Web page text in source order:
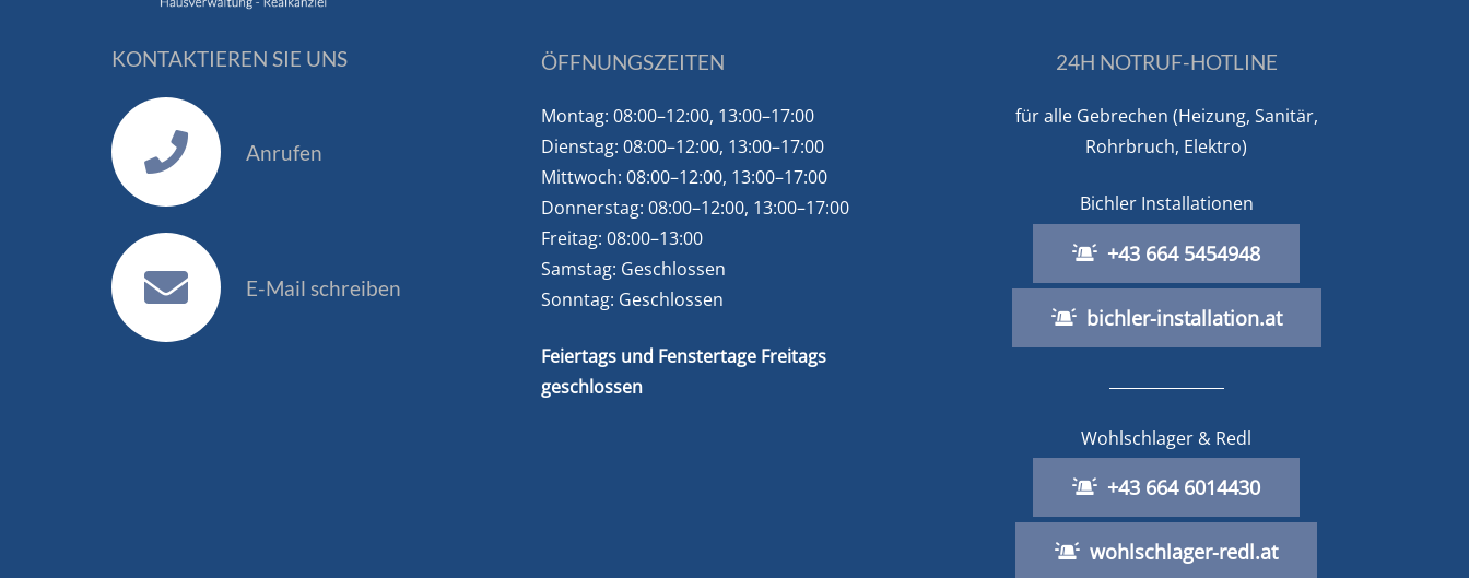
KONTAKTIEREN SIE UNS
Anrufen
E-Mail schreiben
ÖFFNUNGSZEITEN
Montag: 08:00–12:00, 13:00–17:00
Dienstag: 08:00–12:00, 13:00–17:00
Mittwoch: 08:00–12:00, 13:00–17:00
Donnerstag: 08:00–12:00, 13:00–17:00
Freitag: 08:00–13:00
Samstag: Geschlossen
Sonntag: Geschlossen
Feiertags und Fenstertage Freitags
geschlossen
24H NOTRUF-HOTLINE
für alle Gebrechen (Heizung, Sanitär,
Rohrbruch, Elektro)
Bichler Installationen
+43 664 5454948
bichler-installation.at
Wohlschlager & Redl
+43 664 6014430
wohlschlager-redl.at